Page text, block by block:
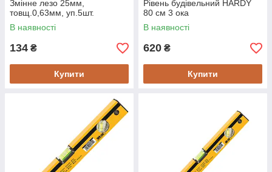
Змінне лезо 25мм,
товщ.0,63мм, уп.5шт.
В наявності
134 ₴
Купити
Рівень будівельний HARDY
80 см 3 ока
В наявності
620 ₴
Купити